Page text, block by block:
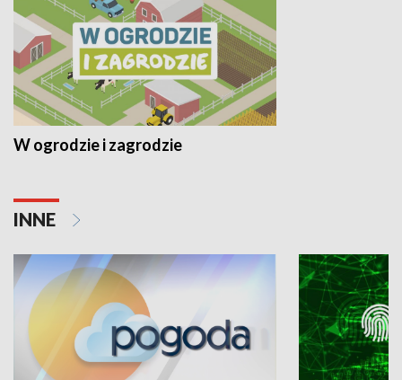
W ogrodzie i zagrodzie
INNE